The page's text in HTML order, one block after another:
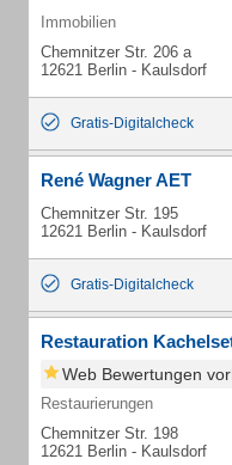
Immobilien
Chemnitzer Str. 206 a
12621 Berlin - Kaulsdorf
Gratis-Digitalcheck
René Wagner AET
Chemnitzer Str. 195
12621 Berlin - Kaulsdorf
Gratis-Digitalcheck
Restauration
Web Bewertungen
Restaurierungen
Chemnitzer Str. 198
12621 Berlin - Kaulsdorf